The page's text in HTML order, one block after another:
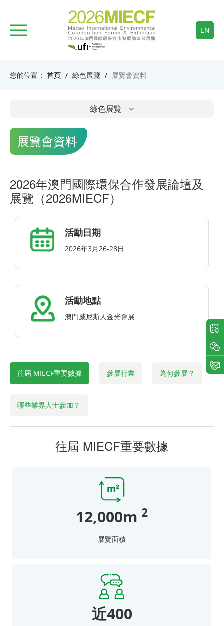
EN
您的位置： 首頁 / 綠色展覽 / 展覽會資料
綠色展覽
展覽會資料
2026年澳門國際環保合作發展論壇及
展覽（2026MIECF）
活動日期
2026年3月26-28日
活動地點
澳門威尼斯人金光會展
往屆 MIECF重要數據 參展行業 為何參展？
哪些業界人士參加？
往屆 MIECF重要數據
12,000m 2
展覽面積
近400